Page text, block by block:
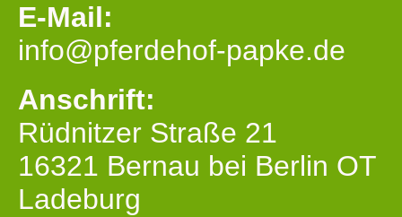
E-Mail:
info@pferdehof-papke.de
Anschrift:
Rüdnitzer Straße 21
16321 Bernau bei Berlin OT
Ladeburg